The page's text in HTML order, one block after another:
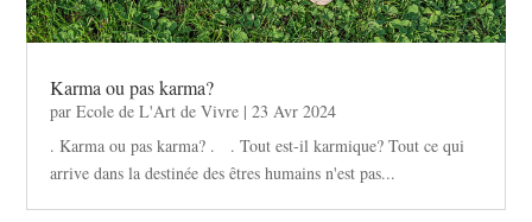
Karma ou pas karma?
parEcole de L'Art de Vivre |23 Avr 2024
. Karma ou pas karma? . . Tout est-il karmique? Tout ce qui
arrive dans la destinée des êtres humains n'est pas...